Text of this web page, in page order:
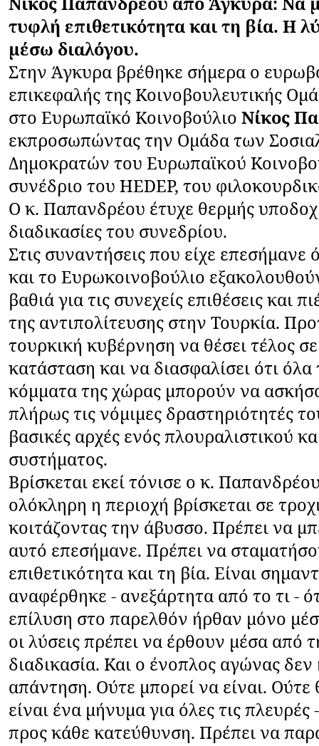
τυφλή επιθετικότητα και τη βία. Η
μέσω διαλόγου.
Στην Άγκυρα βρέθηκε σήμερα ο
επικεφαλής της Κοινοβουλευτικής
στο Ευρωπαϊκό Κοινοβούλιο Νίκος
εκπροσωπώντας την Ομάδα των
Δημοκρατών του Ευρωπαϊκού
συνέδριο του HEDEP, του
Ο κ. Παπανδρέου έτυχε θερμής
διαδικασίες του συνεδρίου.
Στις συναντήσεις που είχε επεσήμανε
και το Ευρωκοινοβούλιο
βαθιά για τις συνεχείς επιθέσεις και
της αντιπολίτευσης στην Τουρκία.
τουρκική κυβέρνηση να θέσει τέλος
κατάσταση και να διασφαλίσει ότι όλα
κόμματα της χώρας μπορούν να
πλήρως τις νόμιμες δραστηριότητές
βασικές αρχές ενός πλουραλιστικού
συστήματος.
Βρίσκεται εκεί τόνισε ο κ.
ολόκληρη η περιοχή βρίσκεται σε
κοιτάζοντας την άβυσσο. Πρέπει να
αυτό επεσήμανε. Πρέπει να
επιθετικότητα και τη βία. Είναι
αναφέρθηκε - ανεξάρτητα από το τι -
επίλυση στο παρελθόν ήρθαν μόνο
οι λύσεις πρέπει να έρθουν μέσα από
διαδικασία. Και ο ένοπλος αγώνας
απάντηση. Ούτε μπορεί να είναι. Ούτε
είναι ένα μήνυμα για όλες τις
προς κάθε κατεύθυνση. Πρέπει να